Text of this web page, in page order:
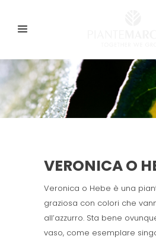
VERONICA O
Veronica o Hebe è una
graziosa con colori che
all’azzurro. Sta bene
vaso, come esemplare